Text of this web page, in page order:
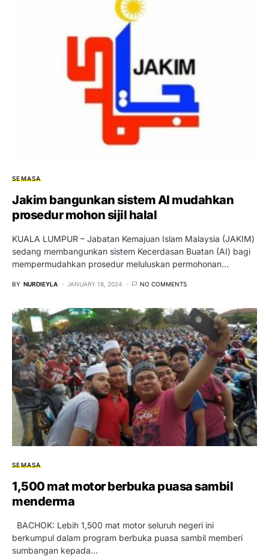
SEMASA
Jakim bangunkan sistem AI mudahkan
prosedur mohon sijil halal
​​KUALA LUMPUR – Jabatan Kemajuan Islam Malaysia (JAKIM)
sedang membangunkan sistem Kecerdasan Buatan (AI) bagi
mempermudahkan prosedur meluluskan permohonan…
BY NURDIEYLA JANUARY 18, 2024 NO COMMENTS
SEMASA
1,500 mat motor berbuka puasa sambil
menderma
BACHOK: Lebih 1,500 mat motor seluruh negeri ini
berkumpul dalam program berbuka puasa sambil memberi
sumbangan kepada…